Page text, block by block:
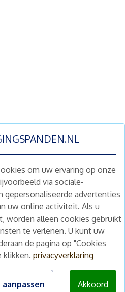
om uw ervaring op onze
via sociale-
gepersonaliseerde advertenties
uw online activiteit. Als u
worden alleen cookies gebruikt
te verlenen. U kunt uw
de pagina op "Cookies
klikken. privacyverklaring
Akkoord
wekelijks ons
Abonneren
5H
225 31 12